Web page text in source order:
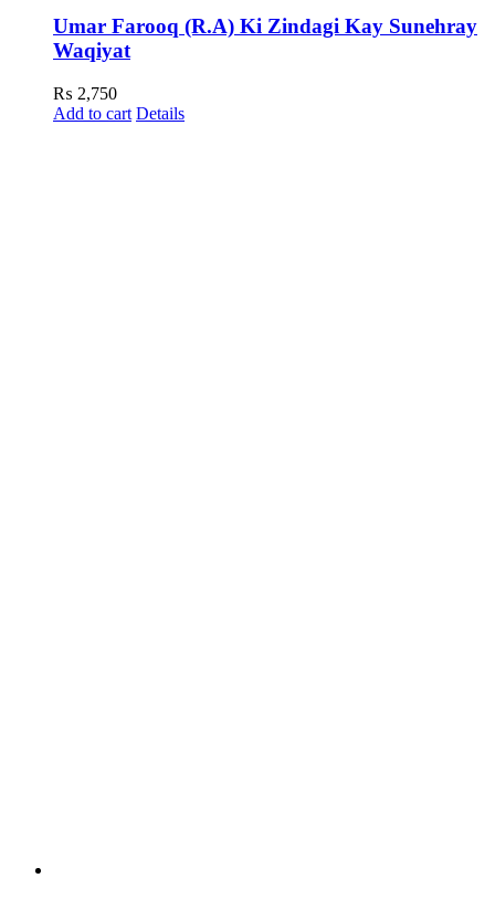
Umar Farooq (R.A) Ki Zindagi Kay Sunehray
Waqiyat
₨ 2,750
Add to cart Details